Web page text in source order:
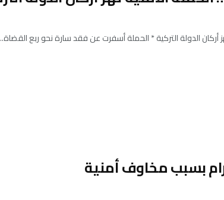
أركان الدولة التركية * الحملة أسفرت عن فقد سارة نحو ربع
بسبب مخاوف أمنية